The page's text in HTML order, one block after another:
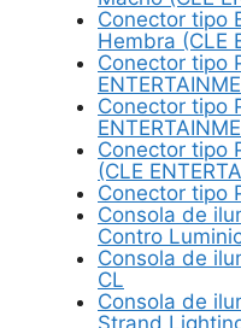
Conector tipo
Hembra (CLE
Conector tipo
Conector tipo
Conector tipo
(CLE
Conector tipo
Consola de
Contro
Consola de
CL
Consola de
Strand